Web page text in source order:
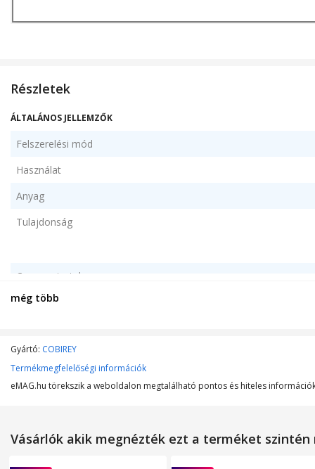
Részletek
ÁLTALÁNOS JELLEMZŐK
Felszerelési mód
Használat
Anyag
Tulajdonság
Csomag tartalma
MŰSZAKI JELLEMZŐK
még több
Gyártó: COBIREY
Termékmegfelelőségi információk
eMAG.hu törekszik a weboldalon megtalálható pontos és hiteles
Vásárlók akik megnézték ezt a terméket